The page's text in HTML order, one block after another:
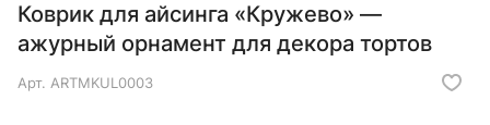
Коврик для айсинга «Кружево» —
ажурный орнамент для декора тортов
Арт. ARTMKUL0003